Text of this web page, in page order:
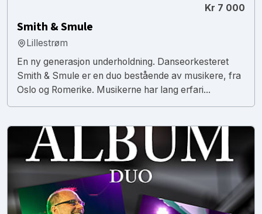
Kr 7 000
Smith & Smule
Lillestrøm
En ny generasjon underholdning. Danseorkesteret
Smith & Smule er en duo bestående av musikere, fra
Oslo og Romerike. Musikerne har lang erfari...